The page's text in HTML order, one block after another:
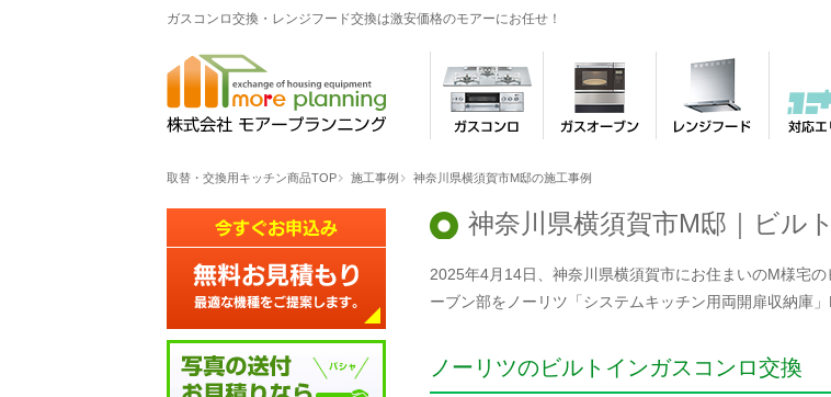
ガスコンロ交換・レンジフード交換は激安価格のモアーにお任せ！
取替・交換用キッチン商品TOP 施工事例 神奈川県横須賀市M邸の施工事例
神奈川県横須賀市M邸｜ビル
2025年4月14日、神奈川県横須賀市にお住まいのM様宅
ーブン部をノーリツ「システムキッチン用両開扉収納庫
ノーリツのビルトインガスコンロ交換